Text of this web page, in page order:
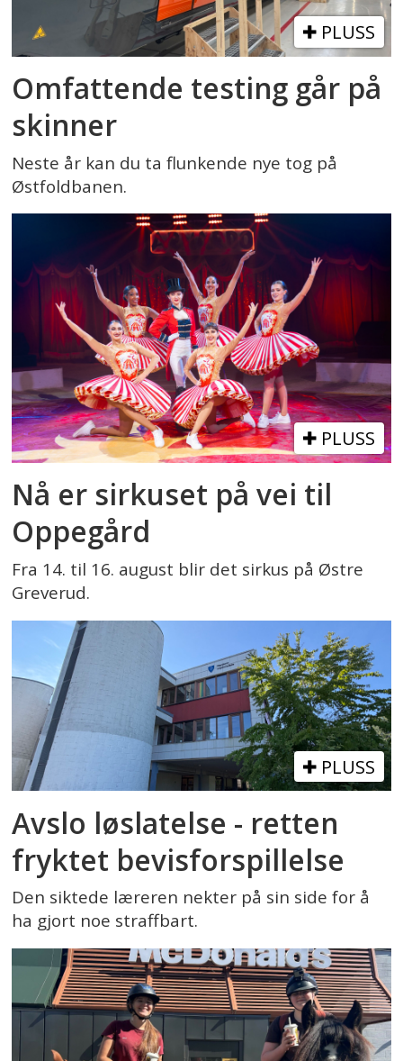
PLUSS
Omfattende testing går på
skinner
Neste år kan du ta flunkende nye tog på
Østfoldbanen.
PLUSS
Nå er sirkuset på vei til
Oppegård
Fra 14. til 16. august blir det sirkus på Østre
Greverud.
PLUSS
Avslo løslatelse - retten
fryktet bevisforspillelse
Den siktede læreren nekter på sin side for å
ha gjort noe straffbart.